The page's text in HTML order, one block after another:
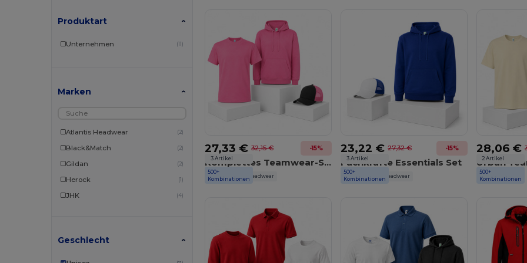
Produktart
Unternehmen (11)
Marken
Atlantis Headwear (2)
Black&Match (2)
Gildan (2)
Herock (1)
JHK (4)
Produkt JACK & JONES (1)
Geschlecht
27,33 € 32,15 € -15%
Komplettes Teamwear-Set
JHK Atlantis Headwear
23,22 € 27,32 € -15%
Fachkräfte Essentials Set
JHK Atlantis Headwear
28,06 €
Urban
JHK
3 Artikel
500+
Kombinationen
3 Artikel
500+
Kombinationen
2 Artikel
500+
Kombinationen